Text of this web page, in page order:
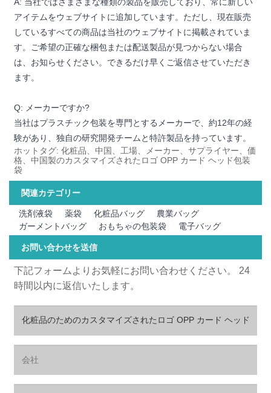
アイテムをウェブサイトに追加しています。ただし、現在販売
しているすべての商品は当社のウェブサイトに掲載されていま
す。ご希望の正確な梱包または配送製品が見つからない場合
は、お知らせください。できるだけ早くご返信させていただき
ます。
Q: メーカーですか?
当社はプラスチック包装を専門とするメーカーで、約12年の経
験があり、独自の研究開発チームと特許製品を持っています。
ホットタグ: 化粧品、中国、工場、メーカー、サプライヤー、価
格、中国製のカスタマイズされたロゴ OPP カード ヘッド包装
袋
関連カテゴリー
洗剤液袋 薬袋 化粧品バッグ
農業バッグ
ガーメントバッグ
おもちゃの包装袋 電子バッグ
お問い合わせを送信
下記フォームよりお気軽にお問い合わせください。 24
時間以内に返信いたします。